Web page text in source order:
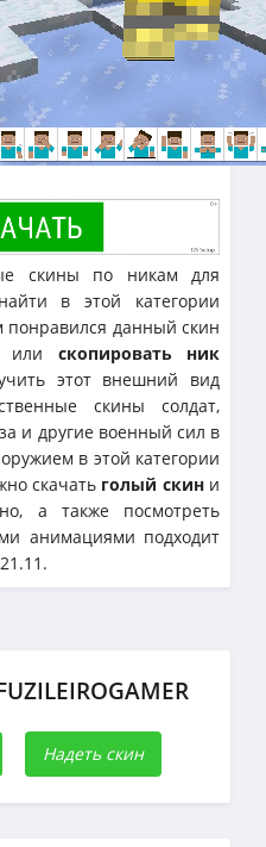
скины по никам для
в этой категории
понравился данный скин
или скопировать ник
этот внешний вид
скины солдат,
и другие военный сил в
в этой категории
скачать голый скини
а также посмотреть
анимациями подходит
Надеть скин